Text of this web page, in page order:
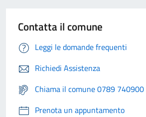
Contatta il comune
Leggi le domande frequenti
Richiedi Assistenza
Chiama il comune 0789 740900
Prenota un appuntamento